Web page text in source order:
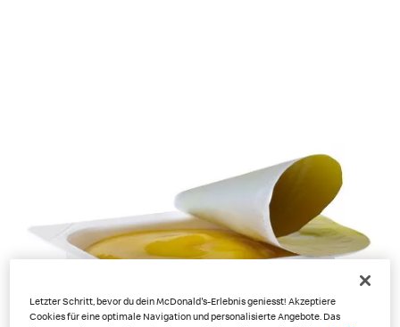
Letzter Schritt, bevor du dein McDonald's-Erlebnis geniesst! Akzeptiere
Cookies für eine optimale Navigation und personalisierte Angebote. Das